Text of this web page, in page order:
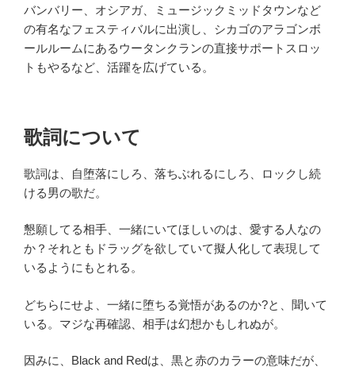
バンバリー、オシアガ、ミュージックミッドタウンなど
の有名なフェスティバルに出演し、シカゴのアラゴンボ
ールルームにあるウータンクランの直接サポートスロッ
トもやるなど、活躍を広げている。
歌詞について
歌詞は、自堕落にしろ、落ちぶれるにしろ、ロックし続
ける男の歌だ。
懇願してる相手、一緒にいてほしいのは、愛する人なの
か？それともドラッグを欲していて擬人化して表現して
いるようにもとれる。
どちらにせよ、一緒に堕ちる覚悟があるのか?と、聞いて
いる。マジな再確認、相手は幻想かもしれぬが。
因みに、Black and Redは、黒と赤のカラーの意味だが、